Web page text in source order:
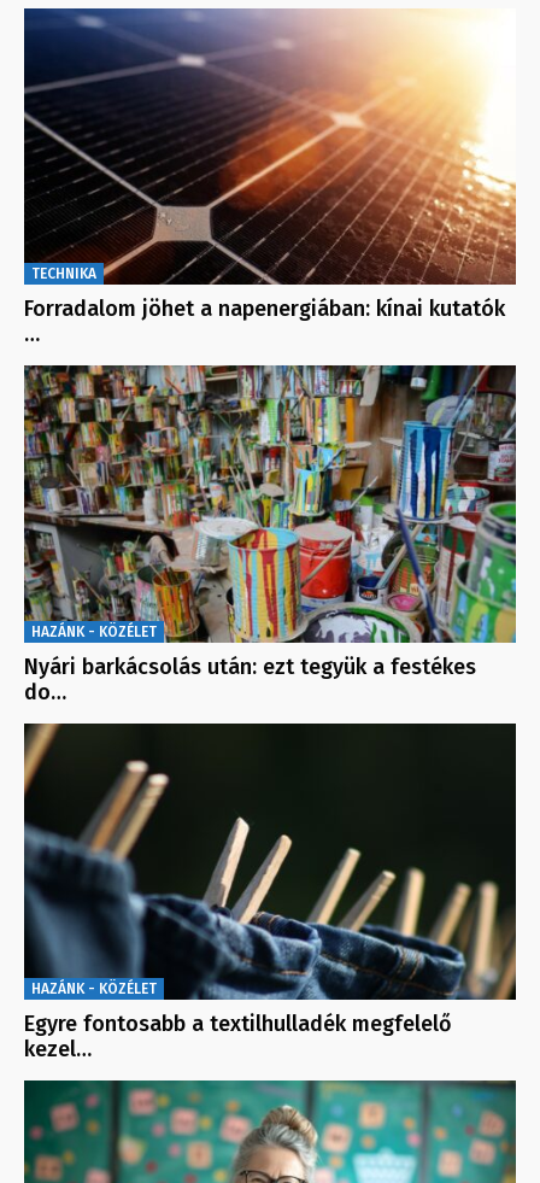
TECHNIKA
Forradalom jöhet a napenergiában: kínai kutatók
…
HAZÁNK - KÖZÉLET
Nyári barkácsolás után: ezt tegyük a festékes
do…
HAZÁNK - KÖZÉLET
Egyre fontosabb a textilhulladék megfelelő
kezel…